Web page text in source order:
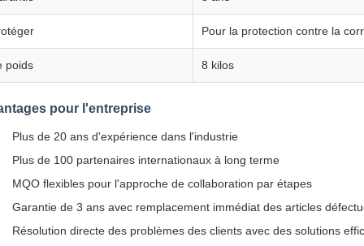
Pour la protection contre la
poids 8 kilos
pour l'entreprise
Plus de 20 ans d'expérience dans l'industrie
Plus de 100 partenaires internationaux à long terme
MQO flexibles pour l'approche de collaboration par étapes
Garantie de 3 ans avec remplacement immédiat des articles
Résolution directe des problèmes des clients avec des solutions